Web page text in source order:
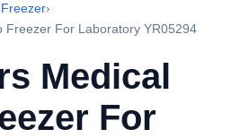
›
Freezer For Laboratory YR05294
Medical
For